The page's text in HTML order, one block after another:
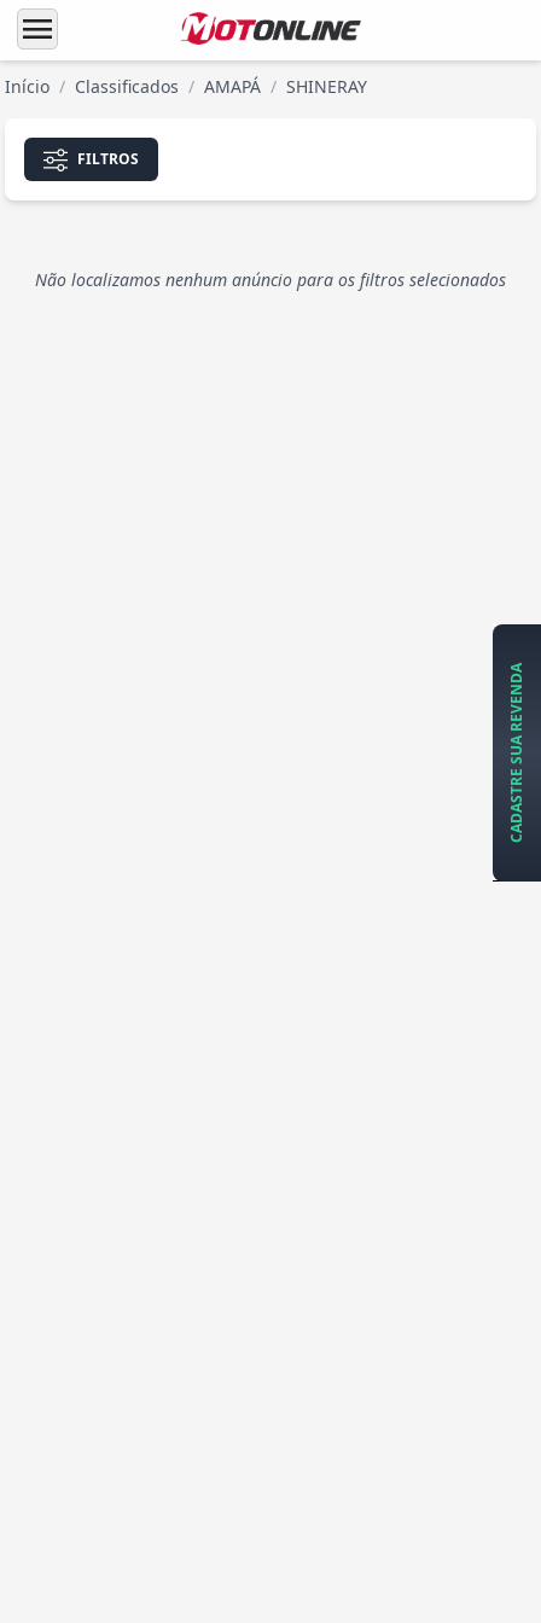
menu
Início / Classificados / AMAPÁ / SHINERAY
FILTROS
Não localizamos nenhum anúncio para os filtros selecionados
CADASTRE SUA REVENDA